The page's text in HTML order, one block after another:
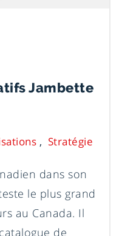
Jambette
Stratégie
dans son
le plus grand
au Canada. Il
de